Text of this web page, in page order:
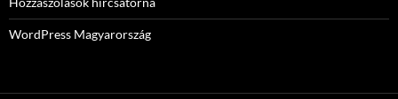
WordPress Magyarország